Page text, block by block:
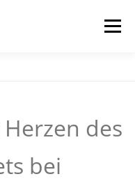
Menü
JOBS ANFAHRTdes
bei